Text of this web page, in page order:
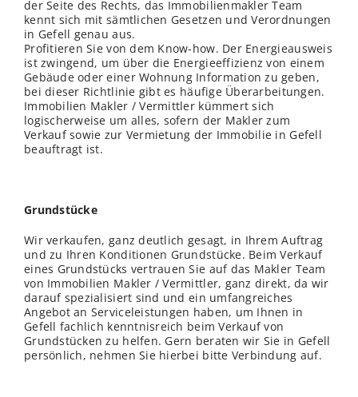
der Seite des Rechts, das Immobilienmakler Team
kennt sich mit sämtlichen Gesetzen und Verordnungen
in Gefell genau aus.
Profitieren Sie von dem Know-how. Der Energieausweis
ist zwingend, um über die Energieeffizienz von einem
Gebäude oder einer Wohnung Information zu geben,
bei dieser Richtlinie gibt es häufige Überarbeitungen.
Immobilien Makler / Vermittler kümmert sich
logischerweise um alles, sofern der Makler zum
Verkauf sowie zur Vermietung der Immobilie in Gefell
beauftragt ist.
Grundstücke
Wir verkaufen, ganz deutlich gesagt, in Ihrem Auftrag
und zu Ihren Konditionen Grundstücke. Beim Verkauf
eines Grundstücks vertrauen Sie auf das Makler Team
von Immobilien Makler / Vermittler, ganz direkt, da wir
darauf spezialisiert sind und ein umfangreiches
Angebot an Serviceleistungen haben, um Ihnen in
Gefell fachlich kenntnisreich beim Verkauf von
Grundstücken zu helfen. Gern beraten wir Sie in Gefell
persönlich, nehmen Sie hierbei bitte Verbindung auf.